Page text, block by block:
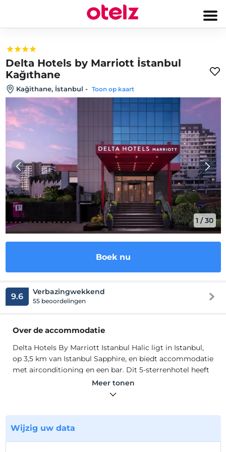
Delta Hotels by Marriott İstanbul
Kağıthane
Kağithane, İstanbul - Toon op kaart
1 /30
Boek nu
9.6 Verbazingwekkend
55 beoordelingen
Over de accommodatie
Delta Hotels By Marriott Istanbul Halic ligt in Istanbul,
op 3,5 km van Istanbul Sapphire, en biedt accommodatie
met airconditioning en een bar. Dit 5-sterrenhotel heeft
een 24-uursreceptie en biedt roomservice. Gasten
kunnen genieten van het restaurant en het spa- en
en hamam.
De hotelkamers zijn uitgerust met een bureau en een
flatscreen-tv. Alle kamers hebben een kledingkast.
Meer tonen
Wijzig uw data